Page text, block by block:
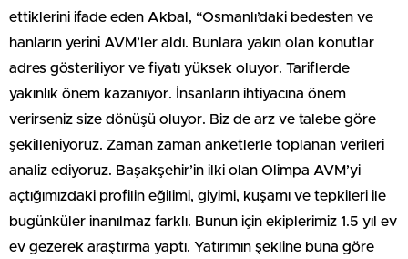
ettiklerini ifade eden Akbal, “Osmanlı’daki bedesten ve
hanların yerini AVM’ler aldı. Bunlara yakın olan konutlar
adres gösteriliyor ve fiyatı yüksek oluyor. Tariflerde
yakınlık önem kazanıyor. İnsanların ihtiyacına önem
verirseniz size dönüşü oluyor. Biz de arz ve talebe göre
şekilleniyoruz. Zaman zaman anketlerle toplanan verileri
analiz ediyoruz. Başakşehir’in ilki olan Olimpa AVM’yi
açtığımızdaki profilin eğilimi, giyimi, kuşamı ve tepkileri ile
bugünküler inanılmaz farklı. Bunun için ekiplerimiz 1.5 yıl ev
ev gezerek araştırma yaptı. Yatırımın şekline buna göre